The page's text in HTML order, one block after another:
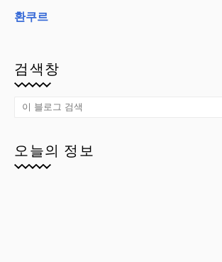
환쿠르
검색창
오늘의 정보